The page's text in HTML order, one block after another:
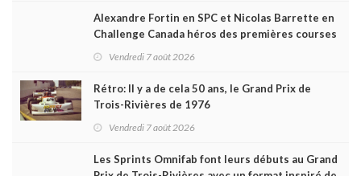
Alexandre Fortin en SPC et Nicolas Barrette en
Challenge Canada héros des premières courses
Vendredi 7 août 2026
Rétro: Il y a de cela 50 ans, le Grand Prix de
Trois-Rivières de 1976
Vendredi 7 août 2026
Les Sprints Omnifab font leurs débuts au Grand